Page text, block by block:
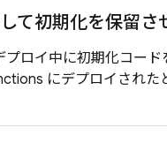
て初期化を保留さ
ロイ中に初期化コード
にデプロイされ